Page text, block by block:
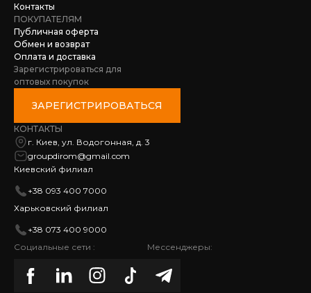
Контакты
ПОКУПАТЕЛЯМ
Публичная оферта
Обмен и возврат
Оплата и доставка
Зарегистрироваться для
оптовых покупок
ЗАРЕГИСТРИРОВАТЬСЯ
КОНТАКТЫ
г. Киев, ул. Водогонная, д. 3
groupdirom@gmail.com
Киевский филиал
+38 093 400 7000
Харьковский филиал
+38 073 400 9000
Социальные сети :
Мессенджеры: